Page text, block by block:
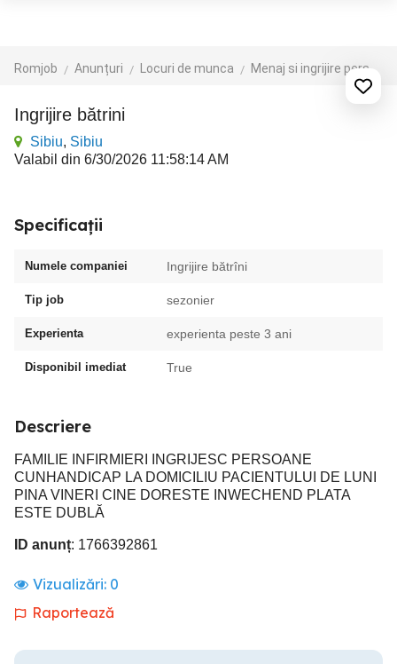
Romjob Anunțuri Locuri de munca Menaj si ingrijire persoane
ingrijire bătrini
Sibiu, Sibiu
Valabil din 6/30/2026 11:58:14 AM
Specificații
Numele companiei Ingrijire bătrîni
Tip job sezonier
Experienta experienta peste 3 ani
Disponibil imediat True
Descriere
FAMILIE INFIRMIERI INGRIJESC PERSOANE
CUNHANDICAP LA DOMICILIU PACIENTULUI DE LUNI
PINA VINERI CINE DORESTE INWECHEND PLATA
ESTE DUBLĂ
ID anunț: 1766392861
Vizualizări: 0
Raportează